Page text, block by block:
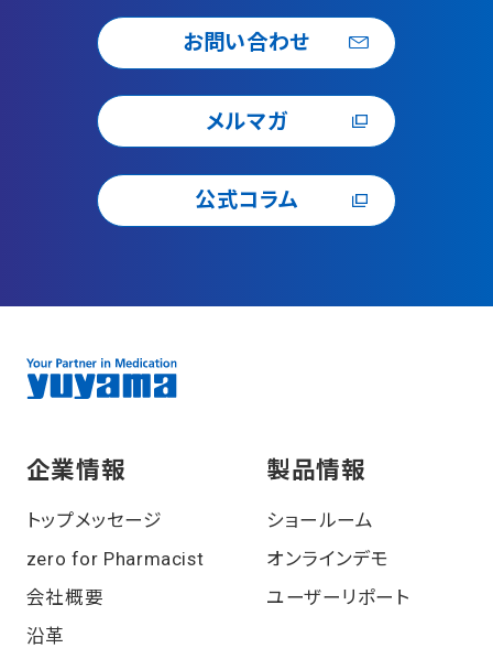
お問い合わせ
メルマガ
公式コラム
企業情報
トップメッセージ
zero for Pharmacist
会社概要
沿⾰
製品情報
ショールーム
オンラインデモ
ユーザーリポート